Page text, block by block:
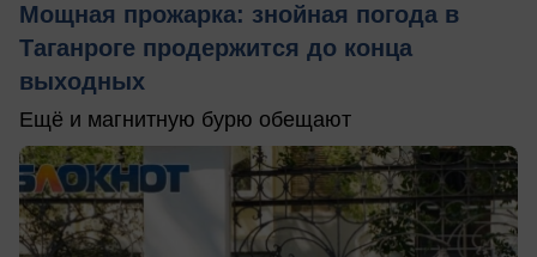
Мощная прожарка: знойная погода в
Таганроге продержится до конца
выходных
Ещё и магнитную бурю обещают